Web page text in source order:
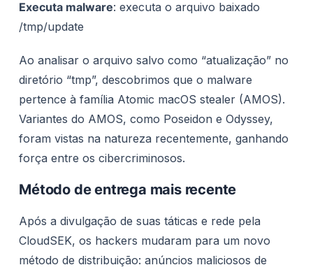
Executa malware: executa o arquivo baixado
/tmp/update
Ao analisar o arquivo salvo como “atualização” no
diretório “tmp”, descobrimos que o malware
pertence à família Atomic macOS stealer (AMOS).
Variantes do AMOS, como Poseidon e Odyssey,
foram vistas na natureza recentemente, ganhando
força entre os cibercriminosos.
Método de entrega mais recente
Após a divulgação de suas táticas e rede pela
CloudSEK, os hackers mudaram para um novo
método de distribuição: anúncios maliciosos de